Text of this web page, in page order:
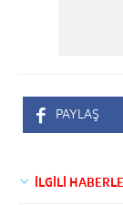
PAYLAŞ
İLGİLİ